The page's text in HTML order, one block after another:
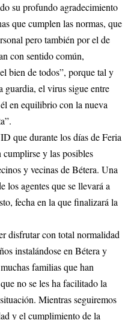
su profundo agradecimiento
que cumplen las normas, que
pero también por el de
con sentido común,
bien de todos”, porque tal y
guardia, el virus sigue entre
en equilibrio con la nueva
que durante los días de Feria
cumplirse y las posibles
y vecinas de Bétera. Una
los agentes que se llevará a
fecha en la que finalizará la
disfrutar con total normalidad
instalándose en Bétera y
familias que han
no se les ha facilitado la
Mientras seguiremos
y el cumplimiento de la